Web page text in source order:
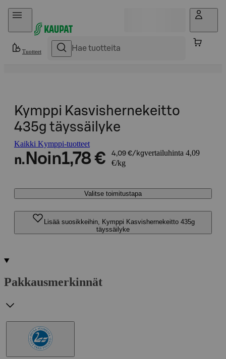
Hyppää sisältöön
Tuotteet
Kymppi Kasvishernekeitto
435g täyssäilyke
Kaikki Kymppi-tuotteet
n. Noin1,78 € 4,09 €/kgvertailuhinta 4,09
€/kg
Valitse toimitustapa
Lisää suosikkeihin, Kymppi Kasvishernekeitto 435g
täyssäilyke
Pakkausmerkinnät